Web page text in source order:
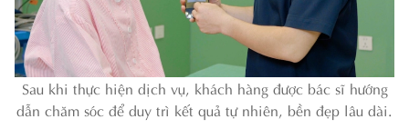
Sau khi thực hiện dịch vụ, khách hàng được bác sĩ hướng
dẫn chăm sóc để duy trì kết quả tự nhiên, bền đẹp lâu dài.